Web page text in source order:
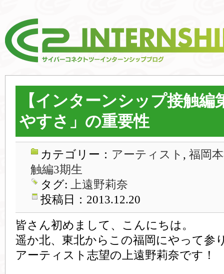
【インターンシップ接触編
やすさ」の重要性
カテゴリー： アーティスト , 福岡
触編3期生
タグ: 上遠野莉奈
投稿日：2013.12.20
皆さん初めまして、こんにちは。
遥か北、東北からこの福岡にやって参
アーティスト志望の上遠野莉奈です！